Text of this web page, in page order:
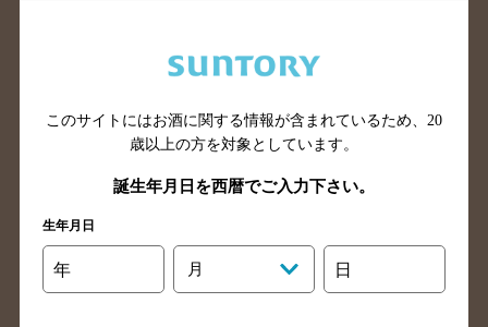
広島県のバー検索
岡山県のバー検索
山口県のバー検索
鳥取県のバー検索
島根県のバー検索
徳島県のバー検索
香川県のバー検索
愛媛県のバー検索
長崎県のバー検索
佐賀県のバー検索
大分県のバー検索
熊本県のバー検索
このサイトにはお酒に関する情報が含まれているため、 20
歳以上の方を対象としています。
誕生年月日を西暦でご入力下さい。
生年月日
年 月 日